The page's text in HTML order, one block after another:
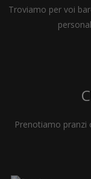
Troviamo per voi
Prenotiamo pranzi